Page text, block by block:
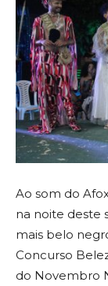
Ao som do
na noite deste
mais belo
Concurso
do Novembro